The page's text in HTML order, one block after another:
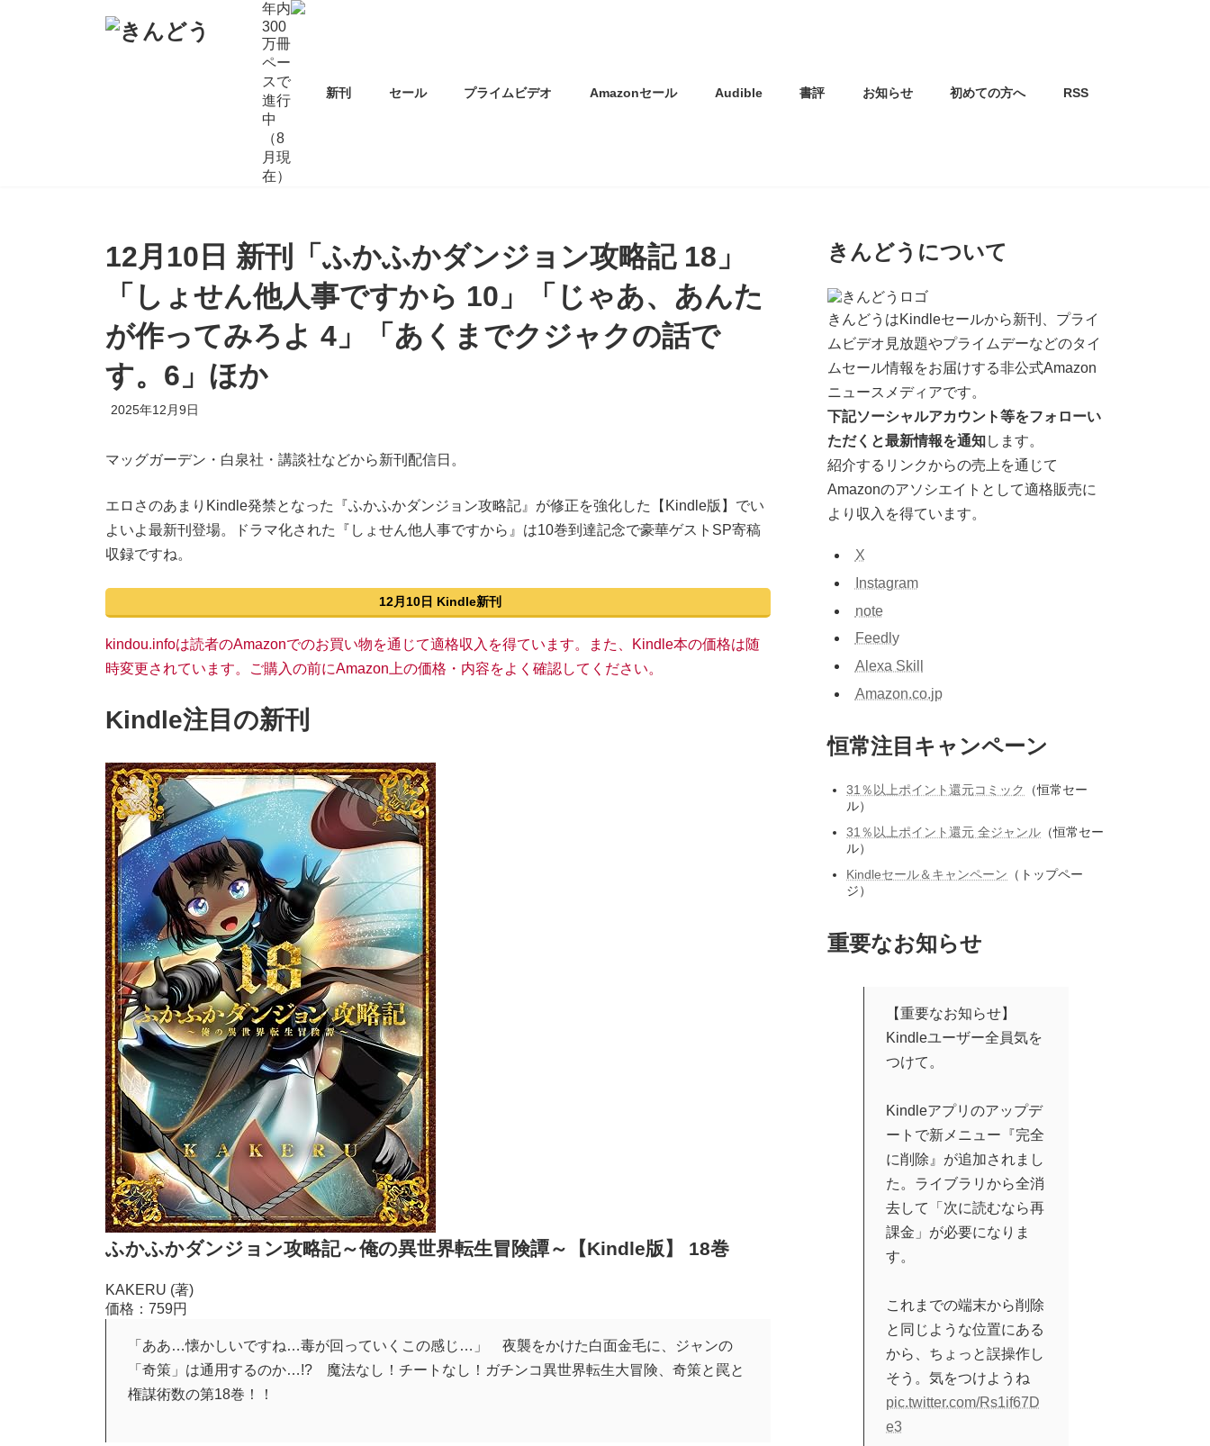
年内
300
万冊
ペー
スで
進行
中
（8
月現
在）
新刊 セール プライムビデオ Amazonセール Audible 書評 お知らせ 初めての方へ RSS
12月10日 新刊「ふかふかダンジョン攻略記 18」
「しょせん他人事ですから 10」「じゃあ、あんた
が作ってみろよ 4」「あくまでクジャクの話で
す。6」ほか
2025年12月9日
マッグガーデン・白泉社・講談社などから新刊配信日。
エロさのあまりKindle発禁となった『ふかふかダンジョン攻略記』が修正を強化した【Kindle版】でい
よいよ最新刊登場。ドラマ化された『しょせん他人事ですから』は10巻到達記念で豪華ゲストSP寄稿
収録ですね。
12月10日 Kindle新刊
kindou.infoは読者のAmazonでのお買い物を通じて適格収入を得ています。また、Kindle本の価格は随
時変更されています。ご購入の前にAmazon上の価格・内容をよく確認してください。
Kindle注目の新刊
ふかふかダンジョン攻略記～俺の異世界転生冒険譚～【Kindle版】 18巻
KAKERU (著)
価格：759円
「ああ…懐かしいですね…毒が回っていくこの感じ…」 夜襲をかけた白面金毛に、ジャンの
「奇策」は通用するのか…!? 魔法なし！チートなし！ガチンコ異世界転生大冒険、奇策と罠と
権謀術数の第18巻！！
きんどうについて
きんどうはKindleセールから新刊、プライ
ムビデオ見放題やプライムデーなどのタイ
ムセール情報をお届けする非公式Amazon
ニュースメディアです。
下記ソーシャルアカウント等をフォローい
ただくと最新情報を通知します。
紹介するリンクからの売上を通じて
Amazonのアソシエイトとして適格販売に
より収入を得ています。
X
Instagram
note
Feedly
Alexa Skill
Amazon.co.jp
恒常注目キャンペーン
31％以上ポイント還元コミック
（恒常セー
ル）
31％以上ポイント還元 全ジャンル （恒常セー
ル）
Kindleセール＆キャンペーン （トップペー
ジ）
重要なお知らせ
【重要なお知らせ】
Kindleユーザー全員気を
つけて。
Kindleアプリのアップデ
ートで新メニュー『完全
に削除』が追加されまし
た。ライブラリから全消
去して「次に読むなら再
課金」が必要になりま
す。
これまでの端末から削除
と同じような位置にある
から、ちょっと誤操作し
そう。気をつけようね
pic.twitter.com/Rs1if67D
e3